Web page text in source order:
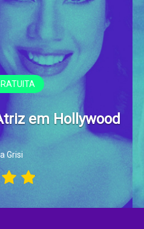
em Hollywood
Grisi